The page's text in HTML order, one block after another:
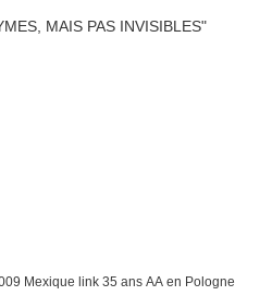
Mexique link 35 ans AA en Pologne